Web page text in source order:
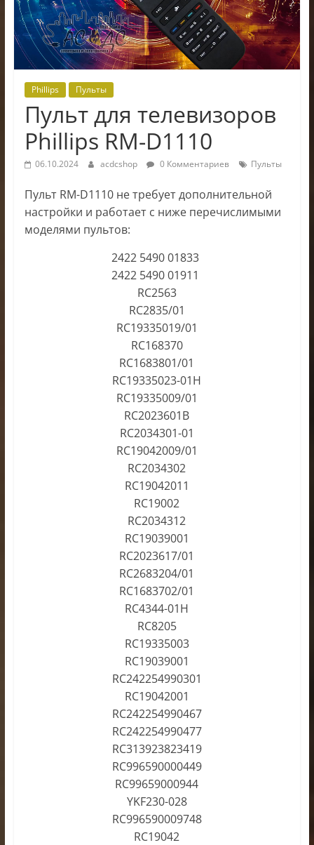
Phillips Пульты
Пульт для телевизоров
Phillips RM-D1110
06.10.2024 acdcshop 0 Комментариев Пульты
Пульт RM-D1110 не требует дополнительной
настройки и работает с ниже перечислимыми
моделями пультов:
2422 5490 01833
2422 5490 01911
RC2563
RC2835/01
RC19335019/01
RC168370
RC1683801/01
RC19335023-01H
RC19335009/01
RC2023601B
RC2034301-01
RC19042009/01
RC2034302
RC19042011
RC19002
RC2034312
RC19039001
RC2023617/01
RC2683204/01
RC1683702/01
RC4344-01H
RC8205
RC19335003
RC19039001
RC242254990301
RC19042001
RC242254990467
RC242254990477
RC313923823419
RC996590000449
RC99659000944
YKF230-028
RC996590009748
RC19042